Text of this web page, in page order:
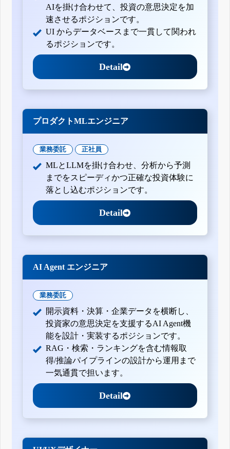
AIを掛け合わせて、投資の意思決定を加
速させるポジションです。
UI からデータベースまで一貫して関われ
るポジションです。
Detail
プロダクトMLエンジニア
業務委託 正社員
MLとLLMを掛け合わせ、分析から予測
までをスピーディかつ正確な投資体験に
落とし込むポジションです。
Detail
AI Agent エンジニア
業務委託
開示資料・決算・企業データを横断し、
投資家の意思決定を支援するAI Agent機
能を設計・実装するポジションです。
RAG・検索・ランキングを含む情報取
得/推論パイプラインの設計から運用まで
一気通貫で担います。
Detail